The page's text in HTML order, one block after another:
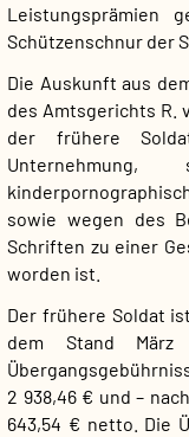
Leistungsprämien
Schützenschnur der
Die Auskunft aus
des Amtsgerichts R.
der frühere
sowie wegen des
Schriften zu einer
worden ist.
Der frühere Soldat
dem Stand
2 938,46 € und –
643,54 € netto. Die